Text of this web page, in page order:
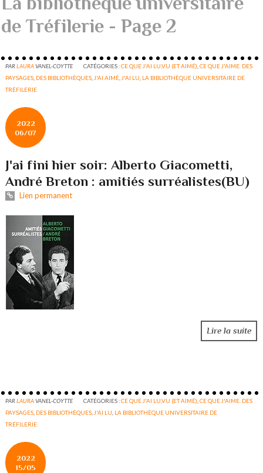
de Tréfilerie - Page 2
PARLAURAVANEL-COYTTE CATÉGORIES :CE QUE J'AI LU,VU (ET AIMÉ) ,CE QUE J'AIME. DES
PAYSAGES DES BIBLIOTHÈQUES J'AI AIMÉ J'AI LU LA BIBLIOTHÈQUE UNIVERSITAIRE DE
TRÉFILERIE
2022
06/07
J'ai fini hier soir: Alberto Giacometti,
André Breton : amitiés surréalistes(BU)
Lien permanent
Lire la suite
PARLAURAVANEL-COYTTE CATÉGORIES :CE QUE J'AI LU,VU (ET AIMÉ) ,CE QUE J'AIME. DES
PAYSAGES DES BIBLIOTHÈQUES J'AI LU LA BIBLIOTHÈQUE UNIVERSITAIRE DE
TRÉFILERIE
2022
15/05